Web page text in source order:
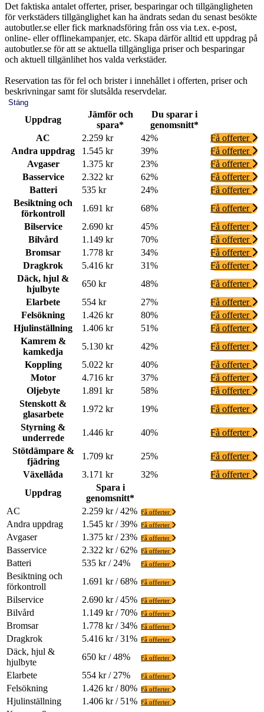
Det faktiska antalet offerter, priser, besparingar och tillgängligheten
för verkstäders tillgänglighet kan ha ändrats sedan du senast besökte
autobutler.se eller fick marknadsföring från oss via t.ex. e-post,
online- eller offlinekampanjer, etc. Skapa därför alltid ett uppdrag på
autobutler.se för att se aktuella tillgängliga priser och besparingar
och aktuell tillgänlihet hos valda verkstäder.
Reservation tas för fel och brister i innehållet i offerten, priser och
beskrivningar samt för slutsålda reservdelar.
Stäng
Uppdrag
Jämför och
spara*
Du sparar i
genomsnitt*
AC
2.259 kr 42%
Få offerter
Andra uppdrag
1.545 kr 39%
Få offerter
Avgaser
1.375 kr 23%
Få offerter
Basservice
2.322 kr 62%
Få offerter
Batteri
535 kr 24%
Få offerter
Besiktning och
förkontroll
1.691 kr 68%
Få offerter
Bilservice
2.690 kr 45%
Få offerter
Bilvård
1.149 kr 70%
Få offerter
Bromsar
1.778 kr 34%
Få offerter
Dragkrok
5.416 kr 31%
Få offerter
Däck, hjul &
hjulbyte
650 kr 48%
Få offerter
Elarbete
554 kr 27%
Få offerter
Felsökning
1.426 kr 80%
Få offerter
Hjulinställning
1.406 kr 51%
Få offerter
Kamrem &
kamkedja
5.130 kr 42%
Få offerter
Koppling
5.022 kr 40%
Få offerter
Motor
4.716 kr 37%
Få offerter
Oljebyte
1.891 kr 58%
Få offerter
Stenskott &
glasarbete
1.972 kr 19%
Få offerter
Styrning &
underrede
1.446 kr 40%
Få offerter
Stötdämpare &
fjädring
1.709 kr 25%
Få offerter
Växellåda
3.171 kr 32%
Få offerter
Uppdrag
Spara i
genomsnitt*
AC
2.259 kr / 42% Få offerter
Andra uppdrag 1.545 kr / 39% Få offerter
Avgaser 1.375 kr / 23% Få offerter
Basservice 2.322 kr / 62% Få offerter
Batteri 535 kr / 24% Få offerter
Besiktning och
förkontroll
1.691 kr / 68% Få offerter
Bilservice 2.690 kr / 45% Få offerter
Bilvård 1.149 kr / 70% Få offerter
Bromsar 1.778 kr / 34% Få offerter
Dragkrok 5.416 kr / 31% Få offerter
Däck, hjul &
hjulbyte
650 kr / 48% Få offerter
Elarbete 554 kr / 27% Få offerter
Felsökning 1.426 kr / 80% Få offerter
Hjulinställning 1.406 kr / 51% Få offerter